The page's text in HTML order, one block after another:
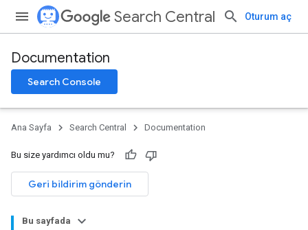
Search Central Oturum aç
Documentation
Search Console
Ana Sayfa Search Central Documentation
Bu size yardımcı oldu mu?
Geri bildirim gönderin
Bu sayfada